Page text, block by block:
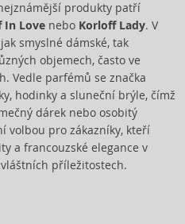
produkty patří
In Love nebo Korloff Lady. V
smyslné dámské, tak
objemech, často ve
Vedle parfémů se značka
hodinky a sluneční brýle, čímž
dárek nebo osobitý
volbou pro zákazníky, kteří
a francouzské elegance v
příležitostech.